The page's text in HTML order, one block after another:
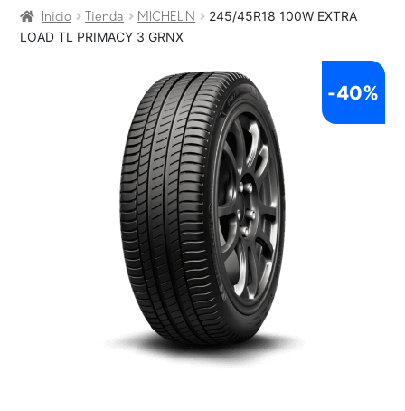
Inicio Tienda MICHELIN
245/45R18 100W EXTRA
LOAD TL PRIMACY 3 GRNX
-40%